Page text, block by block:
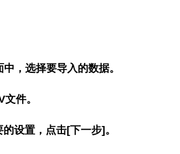
，选择要导入的数据。
件。
设置，点击[下一步]。